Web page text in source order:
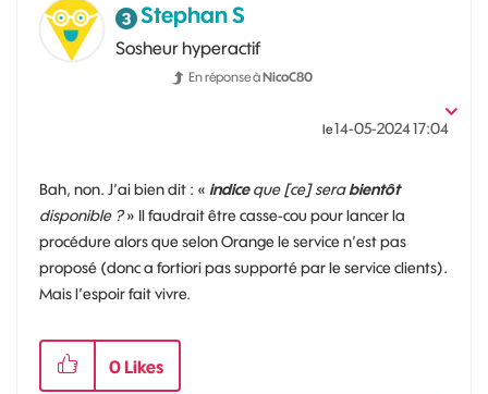
Stephan S
Sosheur hyperactif
En réponse àNicoC80
le‎14-05-202417:04
Bah, non. J’ai bien dit : « indiceque [ce] serabientôt
disponible ?» Il faudrait être casse-cou pour lancer la
procédure alors que selon Orange le service n’est pas
proposé (donc a fortiori pas supporté par le service clients).
Mais l’espoir fait vivre.
0 Likes